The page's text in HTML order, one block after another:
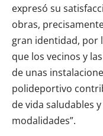
expresó su
obras,
gran identidad, por
que los vecinos y
de unas
polideportivo
de vida saludables
modalidades”.